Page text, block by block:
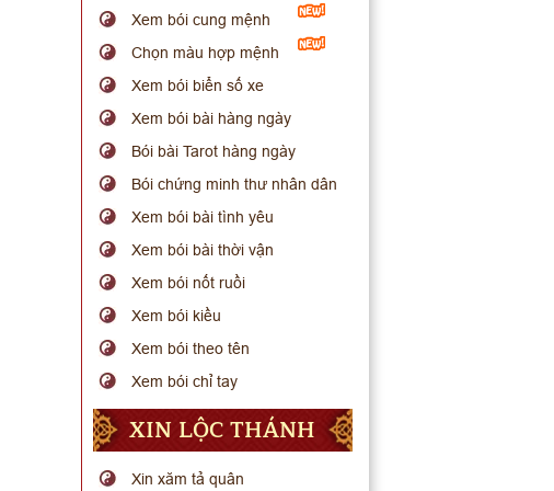
Xem bói cung mệnh
Chọn màu hợp mệnh
Xem bói biển số xe
Xem bói bài hàng ngày
Bói bài Tarot hàng ngày
Bói chứng minh thư nhân dân
Xem bói bài tình yêu
Xem bói bài thời vận
Xem bói nốt ruồi
Xem bói kiều
Xem bói theo tên
Xem bói chỉ tay
XIN LỘC THÁNH
Xin xăm tả quân